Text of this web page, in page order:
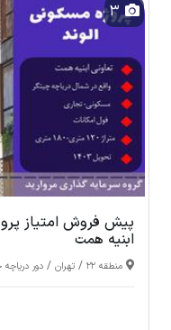
3
پیش فروش امتیاز
ابنیه همت
منطقه 22 / تهران / دور دریاچه